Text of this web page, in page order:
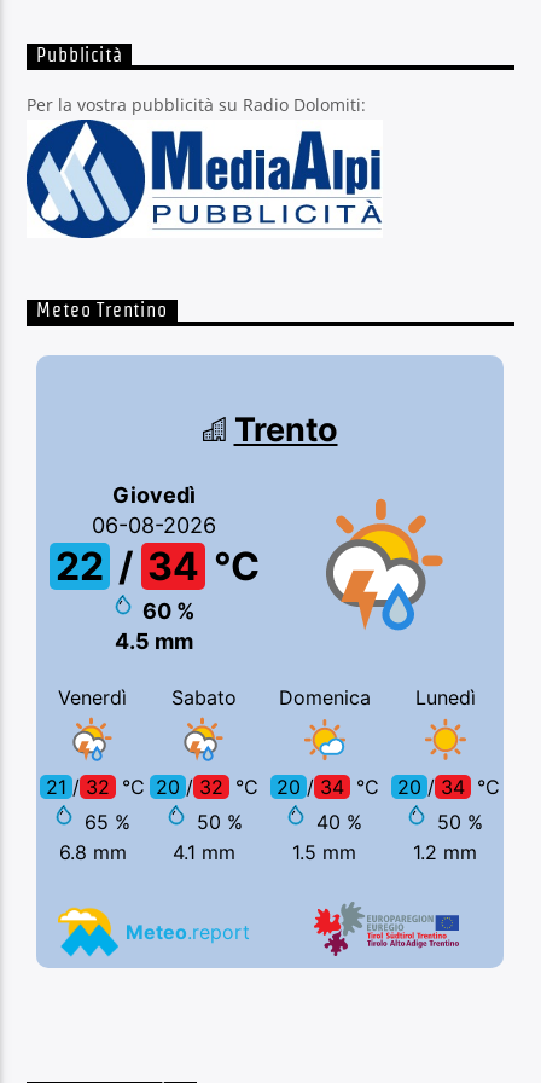
Pubblicità
Per la vostra pubblicità su Radio Dolomiti:
Meteo Trentino